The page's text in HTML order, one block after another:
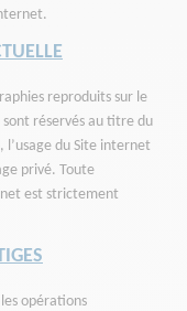
reproduits sur le
réservés au titre du
du Site internet
privé. Toute
est strictement
opérations